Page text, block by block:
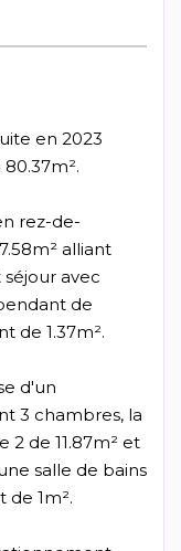
en 2023
rez-de-
alliant
avec
de
de 1.37m².
d'un
3 chambres, la
2 de 11.87m² et
salle de bains
1m².